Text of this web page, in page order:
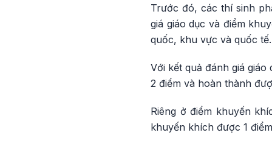
Trước đó, các thí sinh
giá giáo dục và điểm
quốc, khu vực và quốc tế.
Với kết quả đánh giá
2 điểm và hoàn thành
Riêng ở điểm khuyến
khuyến khích được 1